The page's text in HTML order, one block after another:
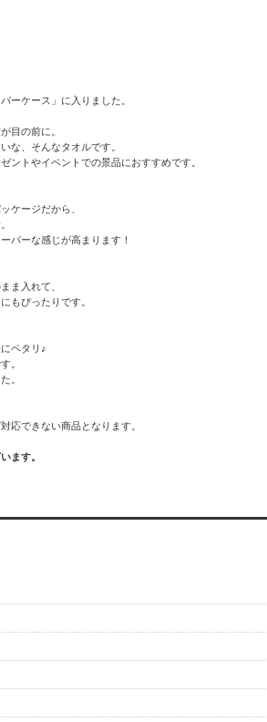
ーケース」に入りました。
目の前に。
な、そんなタオルです。
ントやイベントでの景品におすすめです。
ケージだから、
パーな感じが高まります！
ま入れて、
もぴったりです。
ペタリ♪
。
。
応できない商品となります。
ます。